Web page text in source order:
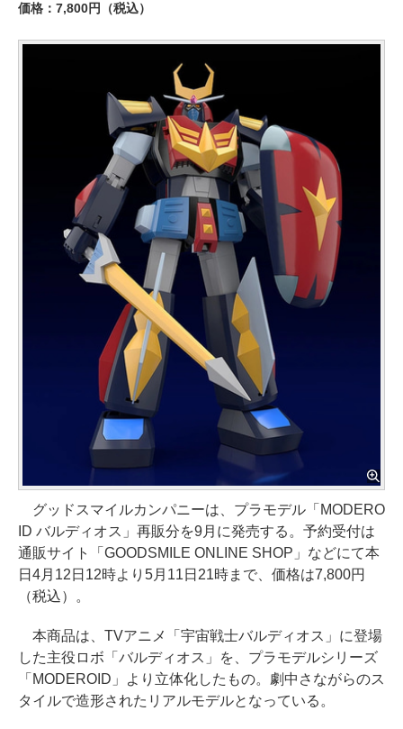
価格：7,800円（税込）
グッドスマイルカンパニーは、プラモデル「MODERO
ID バルディオス」再販分を9月に発売する。予約受付は
通販サイト「GOODSMILE ONLINE SHOP」などにて本
日4月12日12時より5月11日21時まで、価格は7,800円
（税込）。
本商品は、TVアニメ「宇宙戦士バルディオス」に登場
した主役ロボ「バルディオス」を、プラモデルシリーズ
「MODEROID」より立体化したもの。劇中さながらのス
タイルで造形されたリアルモデルとなっている。